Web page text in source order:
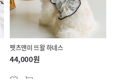
펫츠앤미 뜨왈 하네스
44,000원